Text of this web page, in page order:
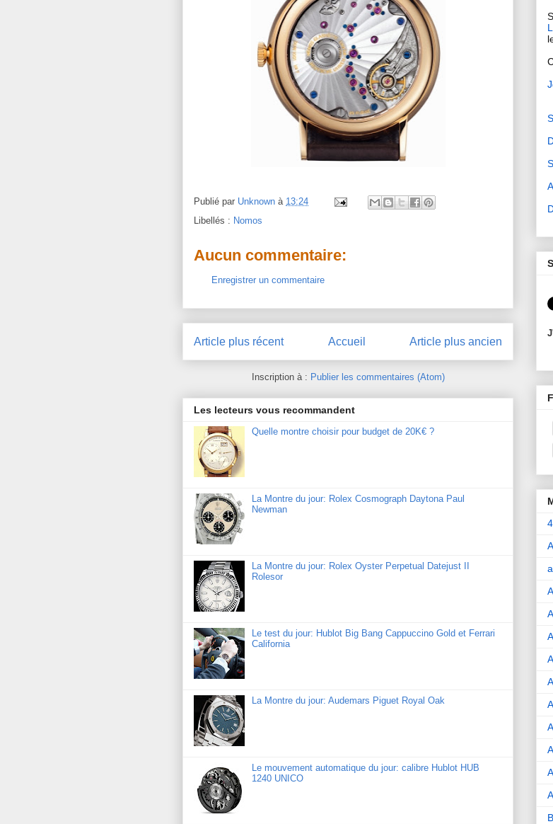
Publié par Unknown à 13:24
Libellés : Nomos
Aucun commentaire:
Enregistrer un commentaire
Article plus récent Article plus ancien
Accueil
Inscription à : Publier les commentaires (Atom)
Les lecteurs vous recommandent
Quelle montre choisir pour budget de 20K€ ?
La Montre du jour: Rolex Cosmograph Daytona Paul
Newman
La Montre du jour: Rolex Oyster Perpetual Datejust II
Rolesor
Le test du jour: Hublot Big Bang Cappuccino Gold et Ferrari
California
La Montre du jour: Audemars Piguet Royal Oak
Le mouvement automatique du jour: calibre Hublot HUB
1240 UNICO